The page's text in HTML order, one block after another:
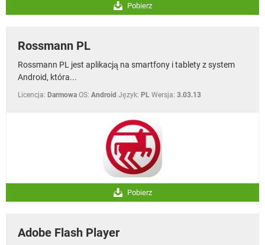
Pobierz
Rossmann PL
Rossmann PL jest aplikacją na smartfony i tablety z system
Android, która...
Licencja: Darmowa OS: Android Język: PL Wersja: 3.03.13
Pobierz
Adobe Flash Player